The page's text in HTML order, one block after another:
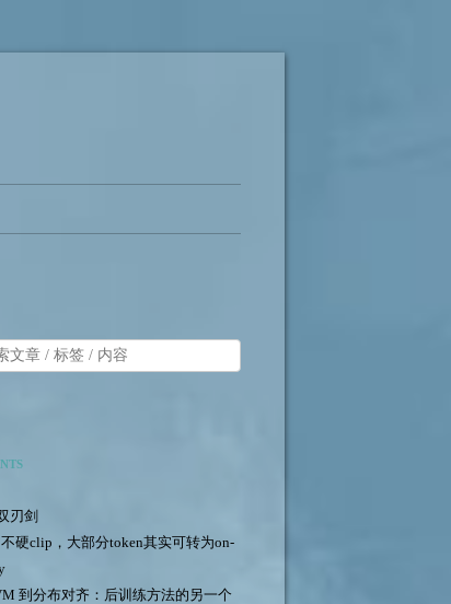
刃剑
不硬clip，大部分token其实可转为on-
到分布对齐：后训练方法的另一个